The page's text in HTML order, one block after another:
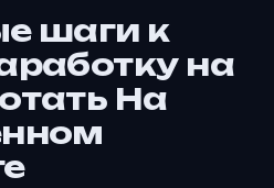
шаги к
на
На